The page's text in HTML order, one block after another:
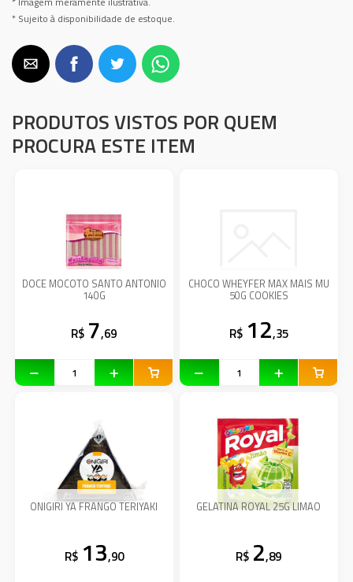
* Sujeito à disponibilidade de estoque.
PRODUTOS VISTOS POR QUEM
PROCURA ESTE ITEM
DOCE MOCOTO SANTO ANTONIO
140G
R$ 7,69
CHOCO WHEYFER MAX MAIS MU
50G COOKIES
R$ 12,35
ONIGIRI YA FRANGO TERIYAKI
R$ 13,90
GELATINA ROYAL 25G LIMAO
R$ 2,89